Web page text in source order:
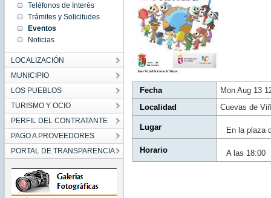
Teléfonos de Interés
Trámites y Solicitudes
Eventos
Noticias
LOCALIZACIÓN
MUNICIPIO
LOS PUEBLOS
TURISMO Y OCIO
PERFIL DEL CONTRATANTE
PAGO A PROVEEDORES
PORTAL DE TRANSPARENCIA
CEST
2018
Mon Aug
13
12:55:00
CEST
Fecha
Mon Aug 13
Localidad
Cuevas de
Lugar En la plaza
Horario A las 18:00